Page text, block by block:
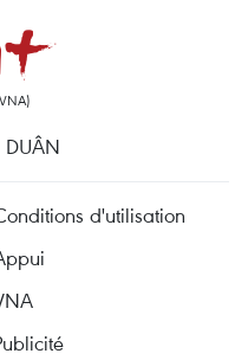
DUÂN
d'utilisation